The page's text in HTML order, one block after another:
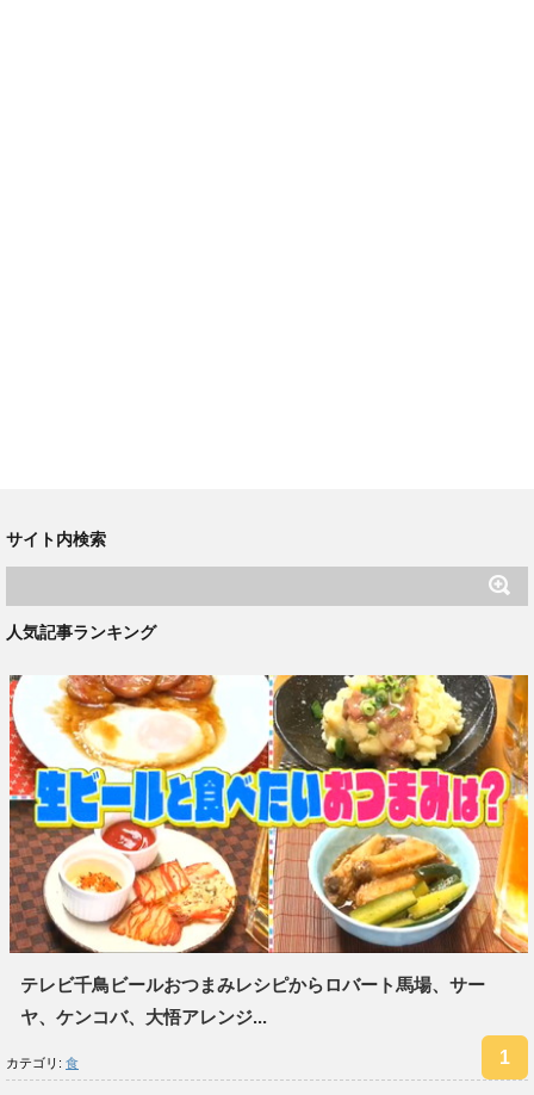
サイト内検索
人気記事ランキング
テレビ千鳥ビールおつまみレシピからロバート馬場、サー
ヤ、ケンコバ、大悟アレンジ...
カテゴリ: 食